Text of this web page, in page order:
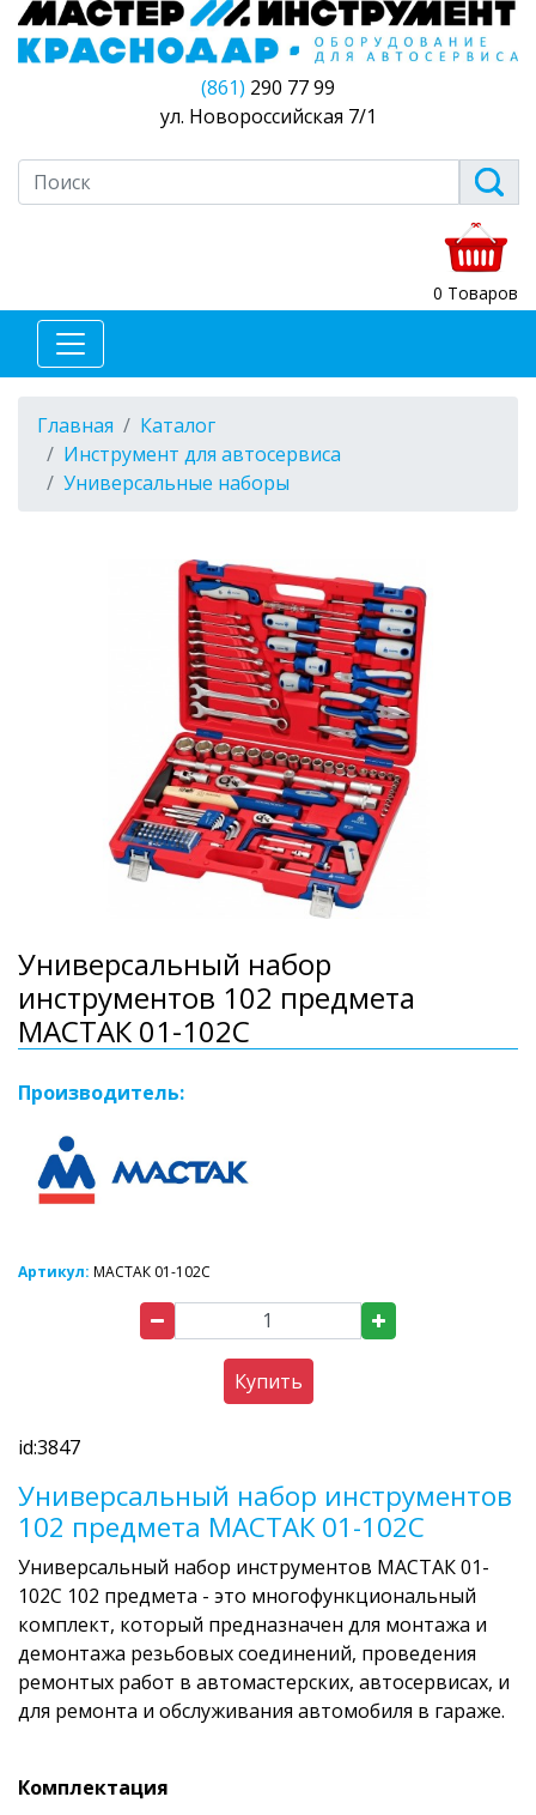
(861) 290 77 99
ул. Новороссийская 7/1
0 Товаров
Главная
Каталог
Инструмент для автосервиса
Универсальные наборы
Универсальный набор
инструментов 102 предмета
МАСТАК 01-102C
Производитель:
Артикул: МАСТАК 01-102C
Купить
id:3847
Универсальный набор инструментов
102 предмета МАСТАК 01-102C
Универсальный набор инструментов МАСТАК 01-
102C 102 предмета - это многофункциональный
комплект, который предназначен для монтажа и
демонтажа резьбовых соединений, проведения
ремонтых работ в автомастерских, автосервисах, и
для ремонта и обслуживания автомобиля в гараже.
Комплектация